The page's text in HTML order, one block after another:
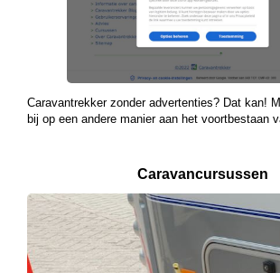
Caravantrekker zonder advertenties? Dat kan!
bij op een andere manier aan het voortbestaan
Caravancursussen